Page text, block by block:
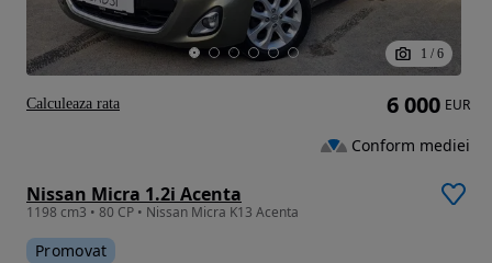
1 / 6
Nissan Micra 1.2i Acenta
1198 cm3 • 80 CP • Nissan Micra K13 Acenta
Promovat
6 000 EUR
Conform mediei
Calculeaza rata